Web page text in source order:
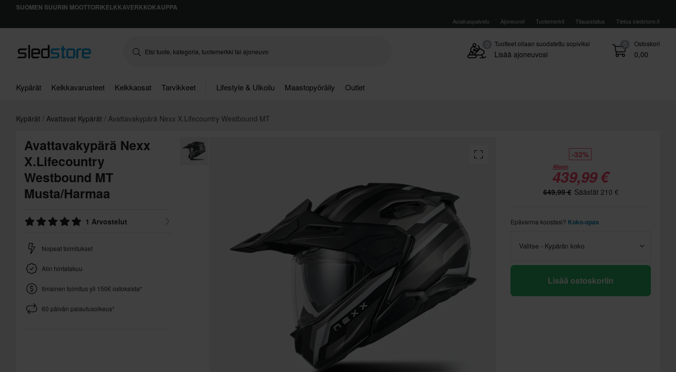
SUOMEN SUURIN MOOTTORIKELKKAVERKKOKAUPPA
Asiakaspalvelu Ajoneuvot Tuotemerkit Tilausstatus Tietoa sledstore.fi
0 Ostoskori
0,00
Tuotteet ollaan suodatettu sopiviksi
Lisää ajoneuvosi
Kypärät Kelkkavarusteet Kelkkaosat Tarvikkeet Lifestyle & Ulkoilu Maastopyöräily Outlet
Kypärät Avattavat Kypärät Avattavakypärä Nexx X.Lifecountry Westbound MT
Avattavakypärä Nexx
X.Lifecountry
Westbound MT
Musta/Harmaa
1 Arvostelut
Nopeat toimitukset
Alin hintatakuu
Ilmainen toimitus yli 150€ ostoksista*
60 päivän palautusoikeus*
-32%
Alkaen
439,99 €
649,99 € Säästät 210 €
Epävarma koostasi? Koko-opas
Valitse - Kypärän koko
Lisää ostoskoriin